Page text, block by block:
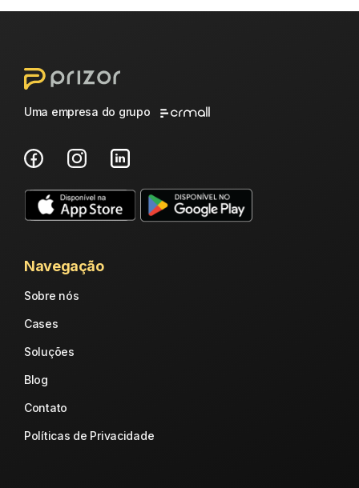
Uma empresa do grupo
Navegação
Sobre nós
Cases
Soluções
Blog
Contato
Políticas de Privacidade